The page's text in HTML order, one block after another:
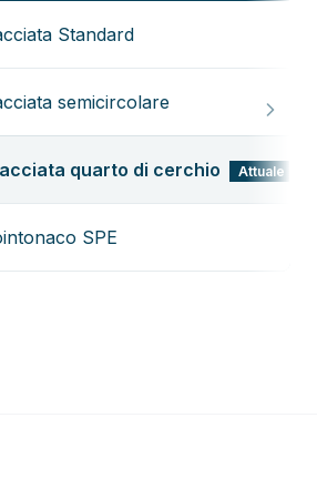
Standard
semicircolare
quarto di cerchio Attuale
SPE